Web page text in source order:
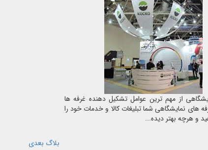
از مهم ترین عوامل تشکیل دهنده غرفه ها
های نمایشگاهی شما تبلیغات کالا و خدمات خود را
و هرچه بهتر دیده...
بلاگ بعدی